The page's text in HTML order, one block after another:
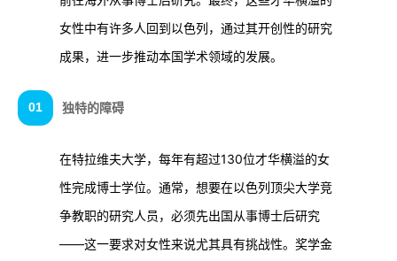
女性中有许多人回到以色列，通过其开创性的研究
成果，进一步推动本国学术领域的发展。
01 独特的障碍
在特拉维夫大学，每年有超过130位才华横溢的女
性完成博士学位。通常，想要在以色列顶尖大学竞
争教职的研究人员，必须先出国从事博士后研究
——这一要求对女性来说尤其具有挑战性。奖学金